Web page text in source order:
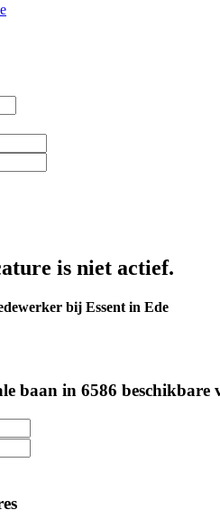
is niet actief.
bij Essent in Ede
baan in 6586 beschikbare